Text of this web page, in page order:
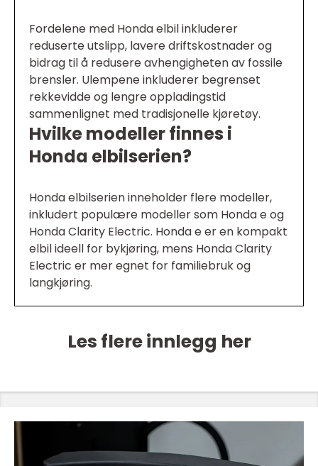
Fordelene med Honda elbil inkluderer
reduserte utslipp, lavere driftskostnader og
bidrag til å redusere avhengigheten av fossile
brensler. Ulempene inkluderer begrenset
rekkevidde og lengre oppladingstid
sammenlignet med tradisjonelle kjøretøy.
Hvilke modeller finnes i
Honda elbilserien?
Honda elbilserien inneholder flere modeller,
inkludert populære modeller som Honda e og
Honda Clarity Electric. Honda e er en kompakt
elbil ideell for bykjøring, mens Honda Clarity
Electric er mer egnet for familiebruk og
langkjøring.
Les flere innlegg her